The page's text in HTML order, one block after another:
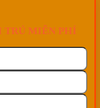
TRÚ MIỄN PHÍ